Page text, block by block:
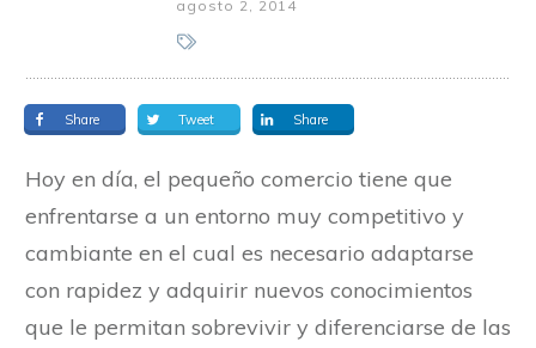
agosto 2, 2014
Share Tweet Share
Hoy en día, el pequeño comercio tiene que
enfrentarse a un entorno muy competitivo y
cambiante en el cual es necesario adaptarse
con rapidez y adquirir nuevos conocimientos
que le permitan sobrevivir y diferenciarse de las